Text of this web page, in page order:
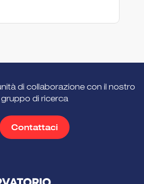
di collaborazione con il nostro
gruppo di ricerca
Contattaci